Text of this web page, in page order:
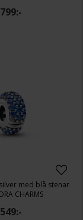
799:-
med blå stenar
CHARMS
549:-